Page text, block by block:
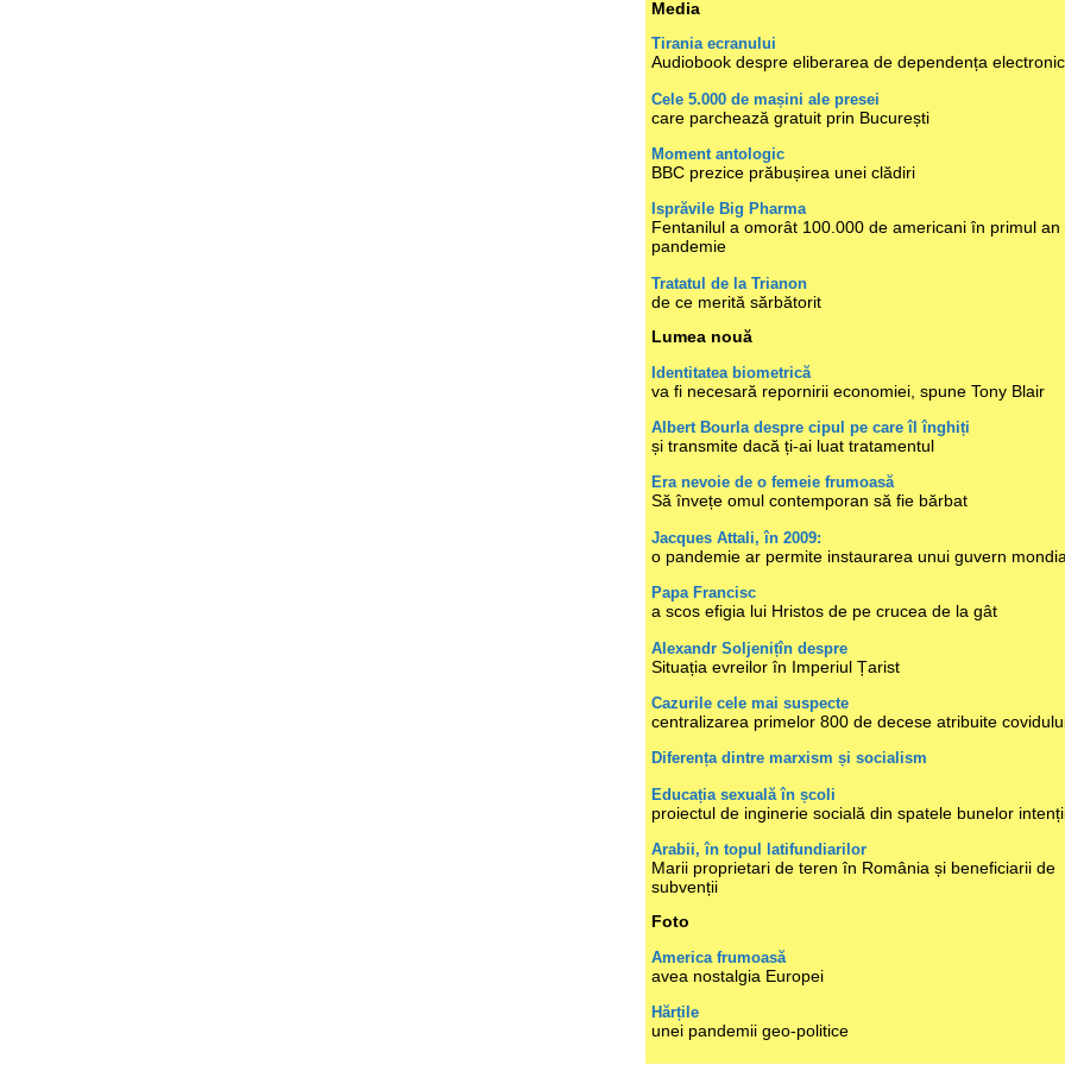
Media
Tirania ecranului
Audiobook despre eliberarea de dependența
Cele 5.000 de mașini ale presei
care parchează gratuit prin București
Moment antologic
BBC prezice prăbușirea unei clădiri
Isprăvile Big Pharma
Fentanilul a omorât 100.000 de americani în primul an
pandemie
Tratatul de la Trianon
de ce merită sărbătorit
Lumea nouă
Identitatea biometrică
va fi necesară repornirii economiei, spune Tony Blair
Albert Bourla despre cipul pe care îl înghiți
și transmite dacă ți-ai luat tratamentul
Era nevoie de o femeie frumoasă
Să învețe omul contemporan să fie bărbat
Jacques Attali, în 2009:
o pandemie ar permite instaurarea unui guvern
Papa Francisc
a scos efigia lui Hristos de pe crucea de la gât
Alexandr Soljenițîn despre
Situația evreilor în Imperiul Țarist
Cazurile cele mai suspecte
centralizarea primelor 800 de decese atribuite
Diferența dintre marxism și socialism
Educația sexuală în școli
proiectul de inginerie socială din spatele bunelor
Arabii, în topul latifundiarilor
Marii proprietari de teren în România și beneficiarii de
subvenții
Foto
America frumoasă
avea nostalgia Europei
Hărțile
unei pandemii geo-politice